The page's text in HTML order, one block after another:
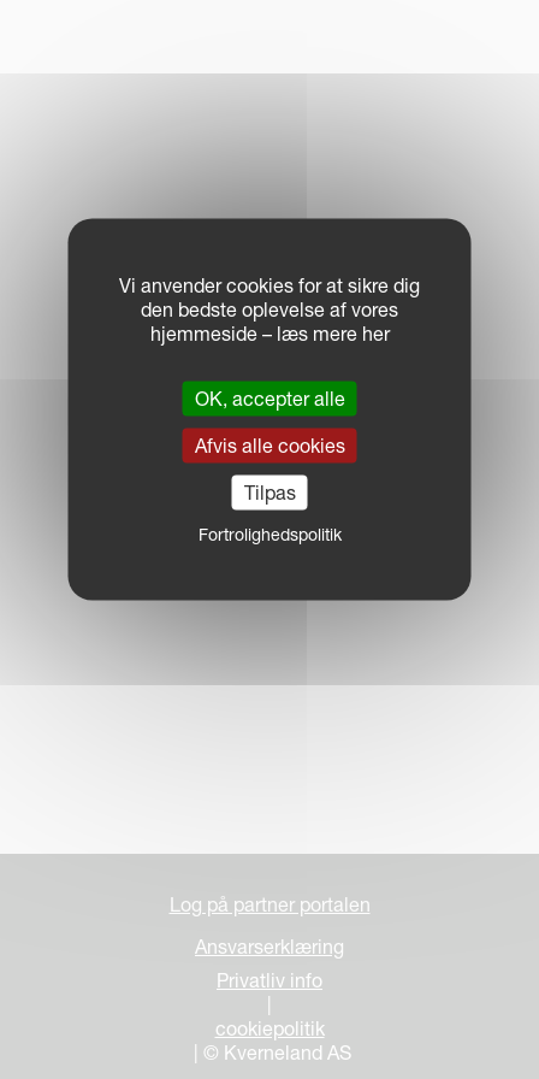
Log på partner portalen
Ansvarserklæring
Privatliv info
cookiepolitik
| © Kverneland AS
Vi anvender cookies for at sikre dig
den bedste oplevelse af vores
hjemmeside – læs mere her
OK, accepter alle
Afvis alle cookies
Tilpas
Fortrolighedspolitik